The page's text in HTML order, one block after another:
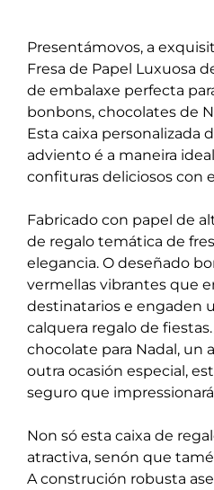
Presentámovos, a
Fresa de Papel Luxuosa
de embalaxe perfecta
bonbons, chocolates de
Esta caixa personalizada
adviento é a maneira
confituras deliciosos con
Fabricado con papel de
de regalo temática de
elegancia. O deseñado
vermellas vibrantes que
destinatarios e engaden
calquera regalo de
chocolate para Nadal, un
outra ocasión especial,
seguro que
Non só esta caixa de
atractiva, senón que
A construción robusta